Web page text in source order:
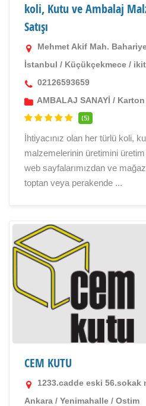
koli, Kutu ve Ambalaj
Satışı
Mehmet Akif Mah.
İstanbul / Küçükçekmece /
02126593659
AMBALAJ SANAYİ /
(5)
İhtiyacınız olan her türlü koli,
malzemelerinin üretimini
web sayfalarımızdan ve
toptan veya perakende ...
CEM KUTU
1233.cadde eski 56.sokak
Ankara / Yenimahalle / Ostim